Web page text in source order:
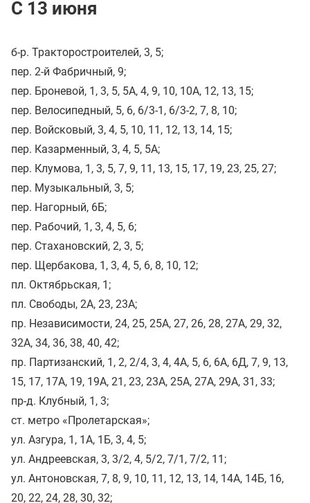
С 13 июня
б-р. Тракторостроителей, 3, 5;
пер. 2-й Фабричный, 9;
пер. Броневой, 1, 3, 5, 5А, 4, 9, 10, 10А, 12, 13, 15;
пер. Велосипедный, 5, 6, 6/3-1, 6/3-2, 7, 8, 10;
пер. Войсковый, 3, 4, 5, 10, 11, 12, 13, 14, 15;
пер. Казарменный, 3, 4, 5, 5А;
пер. Клумова, 1, 3, 5, 7, 9, 11, 13, 15, 17, 19, 23, 25, 27;
пер. Музыкальный, 3, 5;
пер. Нагорный, 6Б;
пер. Рабочий, 1, 3, 4, 5, 6;
пер. Стахановский, 2, 3, 5;
пер. Щербакова, 1, 3, 4, 5, 6, 8, 10, 12;
пл. Октябрьская, 1;
пл. Свободы, 2А, 23, 23А;
пр. Независимости, 24, 25, 25А, 27, 26, 28, 27А, 29, 32,
32А, 34, 36, 38, 40, 42;
пр. Партизанский, 1, 2, 2/4, 3, 4, 4А, 5, 6, 6А, 6Д, 7, 9, 13,
15, 17, 17А, 19, 19А, 21, 23, 23А, 25А, 27А, 29А, 31, 33;
пр-д. Клубный, 1, 3;
ст. метро «Пролетарская»;
ул. Азгура, 1, 1А, 1Б, 3, 4, 5;
ул. Андреевская, 3, 3/2, 4, 5/2, 7/1, 7/2, 11;
ул. Антоновская, 7, 8, 9, 10, 11, 12, 13, 14, 14А, 14Б, 16,
20, 22, 24, 28, 30, 32;